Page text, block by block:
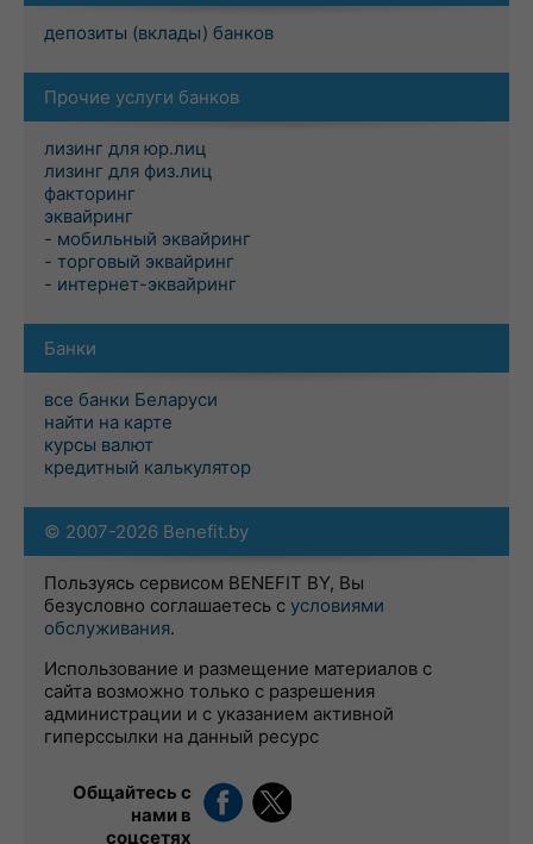
депозиты (вклады) банков
Прочие услуги банков
лизинг для юр.лиц
лизинг для физ.лиц
факторинг
эквайринг
- мобильный эквайринг
- торговый эквайринг
- интернет-эквайринг
Банки
все банки Беларуси
найти на карте
курсы валют
кредитный калькулятор
© 2007-2026 Benefit.by
Пользуясь сервисом BENEFIT BY, Вы
безусловно соглашаетесь с условиями
обслуживания.
Использование и размещение материалов с
сайта возможно только с разрешения
администрации и с указанием активной
гиперссылки на данный ресурс
Общайтесь с
нами в
соцсетях